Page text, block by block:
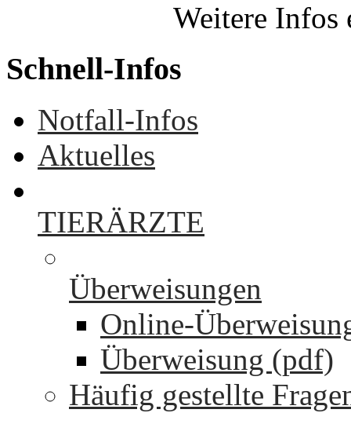
Weitere Infos
Schnell-Infos
Notfall-Infos
Aktuelles
TIERÄRZTE
Überweisungen
Online-
Überweisung (pdf)
Häufig gestellte